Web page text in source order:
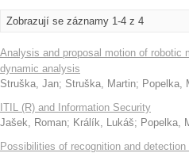
Zobrazují se záznamy 1-4 z 4
Analysis and proposal motion of robotic
dynamic analysis
Struška, Jan; Struška, Martin; Popelka,
ITIL (R) and Information Security
Jašek, Roman; Králík, Lukáš; Popelka,
Possibilities of recognition and